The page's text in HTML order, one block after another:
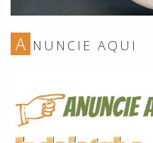
A NUNCIE AQUI